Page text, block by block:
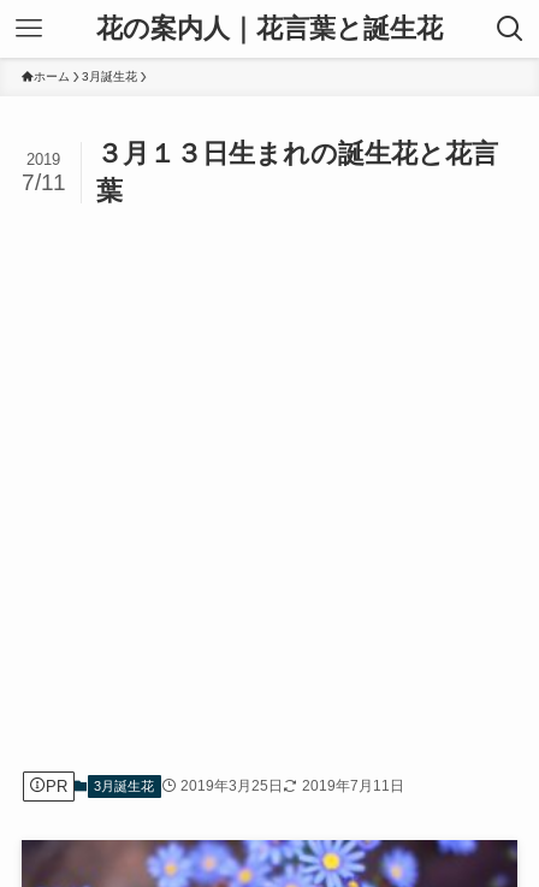
花の案内人｜花言葉と誕生花
ホーム 3月誕生花
３月１３日生まれの誕生花と花言
葉
2019
7/11
PR 3月誕生花 2019年3月25日 2019年7月11日